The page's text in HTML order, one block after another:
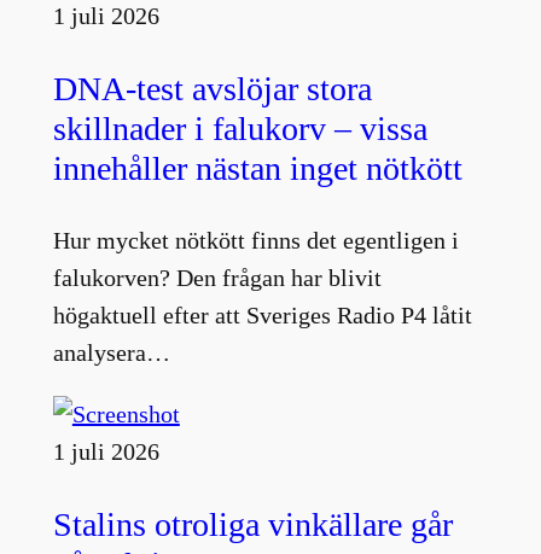
1 juli 2026
DNA-test avslöjar stora
skillnader i falukorv – vissa
innehåller nästan inget nötkött
Hur mycket nötkött finns det egentligen i
falukorven? Den frågan har blivit
högaktuell efter att Sveriges Radio P4 låtit
analysera…
1 juli 2026
Stalins otroliga vinkällare går